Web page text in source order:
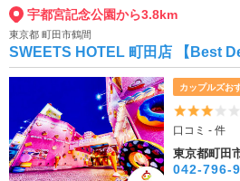
宇都宮記念公園から3.8km
東京都 町田市鶴間
SWEETS HOTEL 町田店 【Best
カップルズお
口コミ - 件
東京都町田
042-796-